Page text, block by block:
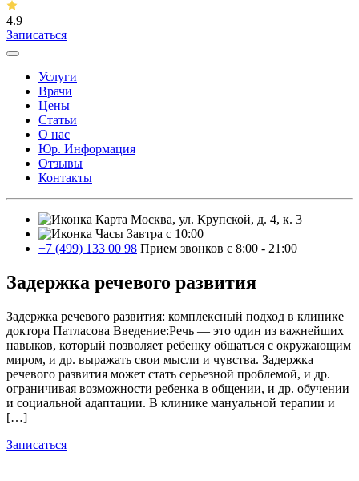
4.9
Записаться
Услуги
Врачи
Цены
Статьи
О нас
Юр. Информация
Отзывы
Контакты
Москва, ул. Крупской, д. 4, к. 3
Завтра с 10:00
+7 (499) 133 00 98 Прием звонков с 8:00 - 21:00
Задержка речевого развития
Задержка речевого развития: комплексный подход в клинике
доктора Патласова Введение:Речь — это один из важнейших
навыков, который позволяет ребенку общаться с окружающим
миром, и др. выражать свои мысли и чувства. Задержка
речевого развития может стать серьезной проблемой, и др.
ограничивая возможности ребенка в общении, и др. обучении
и социальной адаптации. В клинике мануальной терапии и
[…]
Записаться